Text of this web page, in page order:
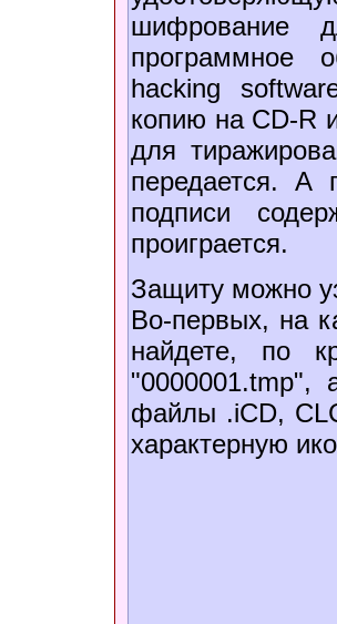
шифрование
программное
hacking
копию на CD-R
для
передается. А
подписи
проиграется.
Защиту можно
Во-первых, на
найдете, по
файлы .iCD,
характерную